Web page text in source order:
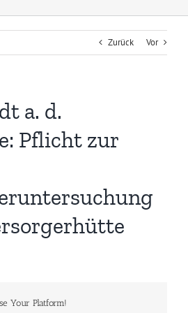
Zurück Vor
a. d.
Pflicht zur
Your Platform!